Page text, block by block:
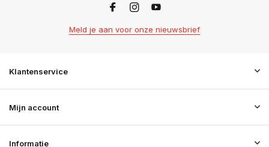
Meld je aan voor onze nieuwsbrief
Klantenservice
Mijn account
Informatie